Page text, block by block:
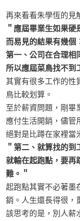
再來看看朱學恆的見
＂應屆畢業生如果
而易見的結果有幾個
第一、公司在合理相
所以應屆菜鳥找不到
其實有很多工作的性
鳥比較划算。
至於薪資問題，剛畢
應付生活開銷，儘管
絕對是比蹲在家裡當
＂第二、就算找的
就輸在起跑點，要再
難。＂
起跑點其實不必著墨
銷。人生還長得很，
該思考的是，別人薪